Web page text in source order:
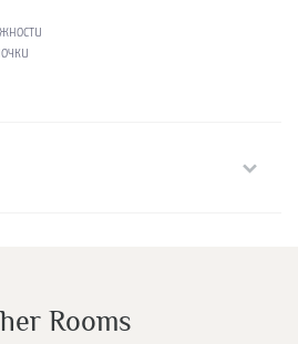
Rooms